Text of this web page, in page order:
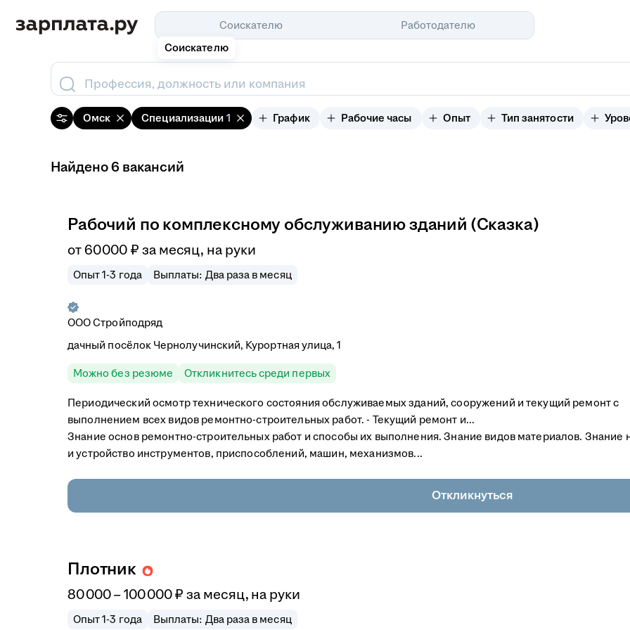
Соискателю
Соискателю
Работодателю
Профессия, должность или компания
Омск Специализации 1 График Рабочие часы Опыт Тип занятости
Найдено 6 вакансий
Рабочий по комплексному обслуживанию зданий (Сказка)
от60 000 ₽ за месяц, на руки
Опыт 1-3 года Выплаты: Два раза в месяц
ООО Стройподряд
дачный посёлок Чернолучинский, Курортная улица, 1
Можно без резюме Откликнитесь среди первых
Периодический осмотр технического состояния обслуживаемых зданий, сооружений и текущий ремонт с
выполнением всех видов ремонтно-строительных работ. - Текущий ремонт и...
Знание основ ремонтно-строительных работ и способы их выполнения. Знание видов материалов. Знание
и устройство инструментов, приспособлений, машин, механизмов...
Откликнуться
Плотник
80 000–100 000₽ за месяц, на руки
Опыт 1-3 года Выплаты: Два раза в месяц